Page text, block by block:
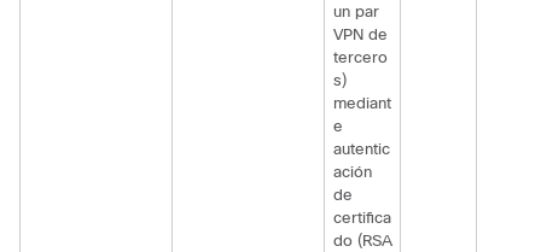
un par
VPN de
tercero
s)
mediant
e
autentic
ación
de
certifica
do (RSA